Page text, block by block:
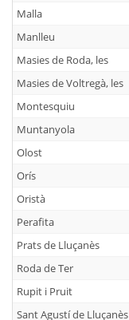
Malla
Manlleu
Masies de Roda, les
Masies de Voltregà, les
Montesquiu
Muntanyola
Olost
Orís
Oristà
Perafita
Prats de Lluçanès
Roda de Ter
Rupit i Pruit
Sant Agustí de Lluçanès